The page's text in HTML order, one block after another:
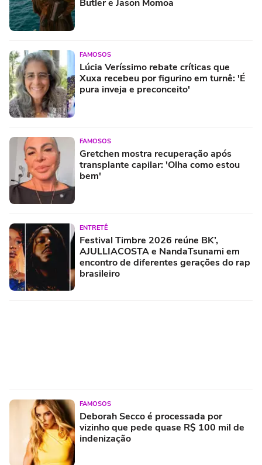
Butler e Jason Momoa
FAMOSOS
Lúcia Veríssimo rebate críticas que
Xuxa recebeu por figurino em turnê: 'É
pura inveja e preconceito'
FAMOSOS
Gretchen mostra recuperação após
transplante capilar: 'Olha como estou
bem'
ENTRETÊ
Festival Timbre 2026 reúne BK’,
AJULLIACOSTA e NandaTsunami em
encontro de diferentes gerações do rap
brasileiro
FAMOSOS
Deborah Secco é processada por
vizinho que pede quase R$ 100 mil de
indenização